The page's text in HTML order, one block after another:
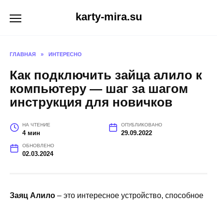
karty-mira.su
ГЛАВНАЯ » ИНТЕРЕСНО
Как подключить зайца алило к
компьютеру — шаг за шагом
инструкция для новичков
НА ЧТЕНИЕ
4 мин
ОПУБЛИКОВАНО
29.09.2022
ОБНОВЛЕНО
02.03.2024
Заяц Алило – это интересное устройство, способное